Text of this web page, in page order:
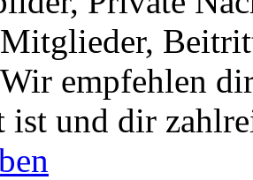
empfehlen
ist und dir